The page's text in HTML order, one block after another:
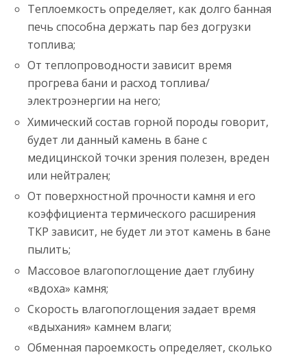
Теплоемкость определяет, как долго банная
печь способна держать пар без догрузки
топлива;
От теплопроводности зависит время
прогрева бани и расход топлива/
электроэнергии на него;
Химический состав горной породы говорит,
будет ли данный камень в бане с
медицинской точки зрения полезен, вреден
или нейтрален;
От поверхностной прочности камня и его
коэффициента термического расширения
ТКР зависит, не будет ли этот камень в бане
пылить;
Массовое влагопоглощение дает глубину
«вдоха» камня;
Скорость влагопоглощения задает время
«вдыхания» камнем влаги;
Обменная пароемкость определяет, сколько